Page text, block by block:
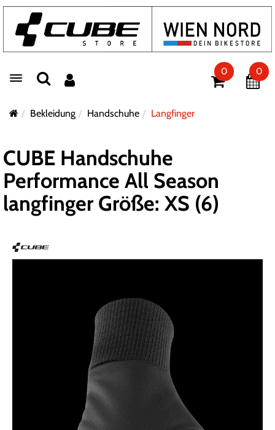
Toggle navigation
0 0
Bekleidung Handschuhe Langfinger
CUBE Handschuhe
Performance All Season
langfinger Größe: XS (6)